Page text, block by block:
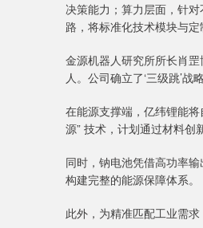
决策能力；算力层面，针
路，将标准化技术模块与
金源机器人研究所所长肖
人。公司确立了‘三级跳’
在能源支撑端，亿纬锂能
源” 技术，计划通过材料创
同时，钠电池凭借高功率
构建完整的能源保障体系。
此外，为精准匹配工业需